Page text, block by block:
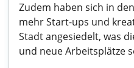
Zudem haben sich in
mehr Start-ups und
Stadt angesiedelt, was
und neue Arbeitsplätze